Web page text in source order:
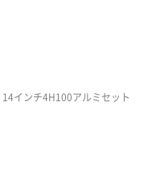
インチ4H100アルミセット